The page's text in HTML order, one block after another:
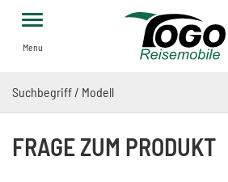
Menu
FRAGE ZUM PRODUKT